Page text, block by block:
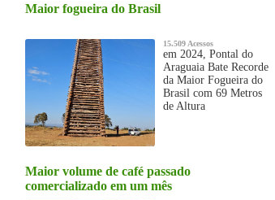
Maior fogueira do Brasil
15.509 Acessos
em 2024, Pontal do
Araguaia Bate Recorde
da Maior Fogueira do
Brasil com 69 Metros
de Altura
Maior volume de café passado
comercializado em um mês